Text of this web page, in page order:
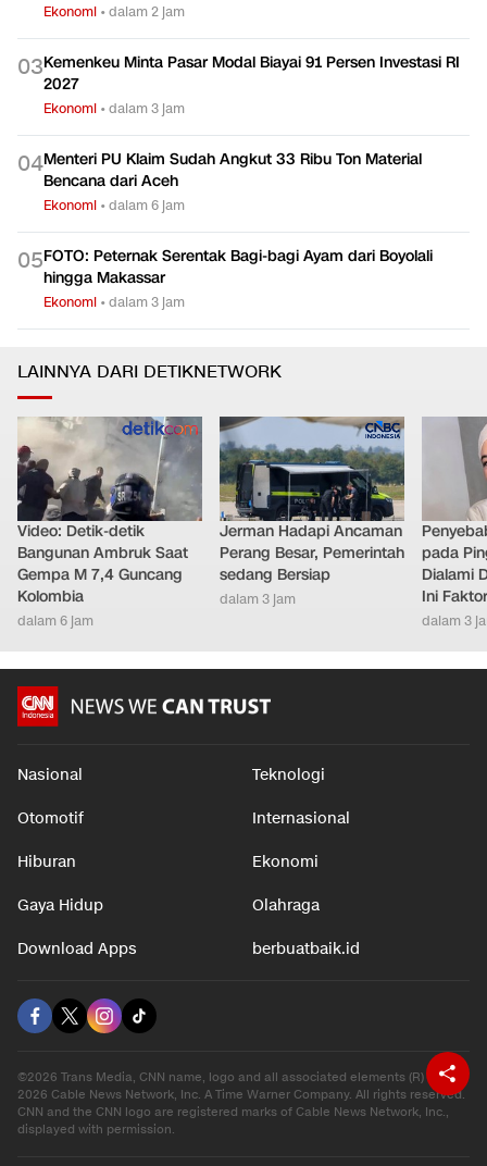
Ekonomi •dalam 2 jam
03Kemenkeu Minta Pasar Modal Biayai 91 Persen Investasi RI
2027
Ekonomi •dalam 3 jam
04Menteri PU Klaim Sudah Angkut 33 Ribu Ton Material
Bencana dari Aceh
Ekonomi •dalam 6 jam
05FOTO: Peternak Serentak Bagi-bagi Ayam dari Boyolali
hingga Makassar
Ekonomi •dalam 3 jam
LAINNYA DARI DETIKNETWORK
Video: Detik-detik
Bangunan Ambruk Saat
Gempa M 7,4 Guncang
Kolombia
dalam 6 jam
Jerman Hadapi Ancaman
Perang Besar, Pemerintah
sedang Bersiap
dalam 3 jam
pada
Dialami
Ini
dalam 3
Nasional Teknologi
Otomotif Internasional
Hiburan Ekonomi
Gaya Hidup Olahraga
Download Apps berbuatbaik.id
©2026 Trans Media, CNN name, logo and all associated elements (R) and ©
2026 Cable News Network, Inc. A Time Warner Company. All rights reserved.
CNN and the CNN logo are registered marks of Cable News Network, Inc.,
displayed with permission.